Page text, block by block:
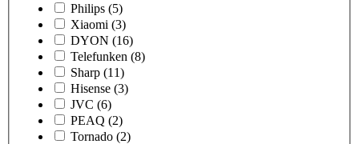
Philips (5)
Xiaomi (3)
DYON (16)
Telefunken (8)
Sharp (11)
Hisense (3)
JVC (6)
PEAQ (2)
Tornado (2)